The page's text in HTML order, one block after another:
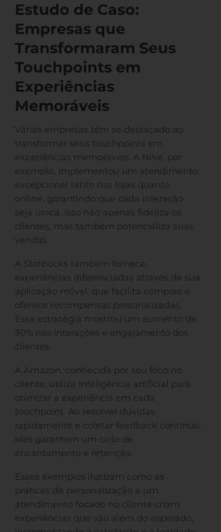
Estudo de Caso:
Empresas que
Transformaram Seus
Touchpoints em
Experiências
Memoráveis
Várias empresas têm se destacado ao
transformar seus touchpoints em
experiências memoráveis. A Nike, por
exemplo, implementou um atendimento
excepcional tanto nas lojas quanto
online, garantindo que cada interação
seja única. Isso não apenas fideliza os
clientes, mas também potencializa suas
vendas.
A Starbucks também fornece
experiências diferenciadas através de sua
aplicação móvel, que facilita compras e
oferece recompensas personalizadas.
Essa estratégia mostrou um aumento de
30% nas interações e engajamento dos
clientes.
A Amazon, conhecida por seu foco no
cliente, utiliza inteligência artificial para
otimizar a experiência em cada
touchpoint. Ao resolver dúvidas
rapidamente e coletar feedback contínuo,
eles garantem um ciclo de
encantamento e retenção.
Esses exemplos ilustram como as
práticas de personalização e um
atendimento focado no cliente criam
experiências que vão além do esperado,